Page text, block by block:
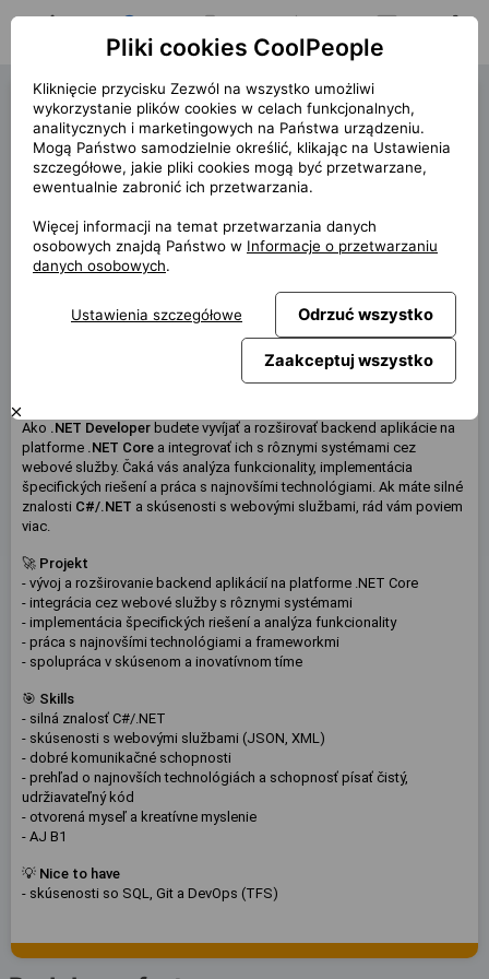
Oferty pracy Moje aplikacje Powiadomienia Wiadomości
.NET Developer (39693)
« wstecz
Lokalizacja
Bratislava
rozpoczęcia
Umowa
Kontrakt przez CP
Ta oferta nie jest aktualnie dostępna
Ako .NET Developer budete vyvíjať a rozširovať backend aplikácie na
platforme .NET Core a integrovať ich s rôznymi systémami cez
webové služby. Čaká vás analýza funkcionality, implementácia
špecifických riešení a práca s najnovšími technológiami. Ak máte silné
znalosti C#/.NET a skúsenosti s webovými službami, rád vám poviem
viac.
🚀 Projekt
- vývoj a rozširovanie backend aplikácií na platforme .NET Core
- integrácia cez webové služby s rôznymi systémami
- implementácia špecifických riešení a analýza funkcionality
- práca s najnovšími technológiami a frameworkmi
- spolupráca v skúsenom a inovatívnom tíme
🎯 Skills
- silná znalosť C#/.NET
- skúsenosti s webovými službami (JSON, XML)
- dobré komunikačné schopnosti
- prehľad o najnovších technológiách a schopnosť písať čistý,
udržiavateľný kód
- otvorená myseľ a kreatívne myslenie
- AJ B1
💡 Nice to have
- skúsenosti so SQL, Git a DevOps (TFS)
Pliki cookies CoolPeople
Kliknięcie przycisku Zezwól na wszystko umożliwi
wykorzystanie plików cookies w celach funkcjonalnych,
analitycznych i marketingowych na Państwa urządzeniu.
Mogą Państwo samodzielnie określić, klikając na Ustawienia
szczegółowe, jakie pliki cookies mogą być przetwarzane,
ewentualnie zabronić ich przetwarzania.
Więcej informacji na temat przetwarzania danych
osobowych znajdą Państwo w Informacje o przetwarzaniu
danych osobowych.
Ustawienia szczegółowe Odrzuć wszystko
Zaakceptuj wszystko